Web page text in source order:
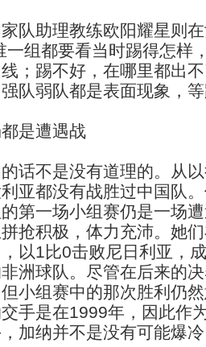
助理教练欧阳耀星则在
一组都要看当时踢得怎样
；踢不好，在哪里都出
队弱队都是表面现象，
是遭遇战
不是没有道理的。从以
亚都没有战胜过中国队
第一场小组赛仍是一场
抢积极，体力充沛。她
以1比0击败尼日利亚，
洲球队。尽管在后来的
小组赛中的那次胜利仍
手是在1999年，因此作
加纳并不是没有可能爆